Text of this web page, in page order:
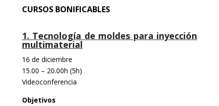
CURSOS BONIFICABLES
1. Tecnología de moldes para inyección
multimaterial
16 de diciembre
15.00 – 20.00h (5h)
Videoconferencia
Objetivos